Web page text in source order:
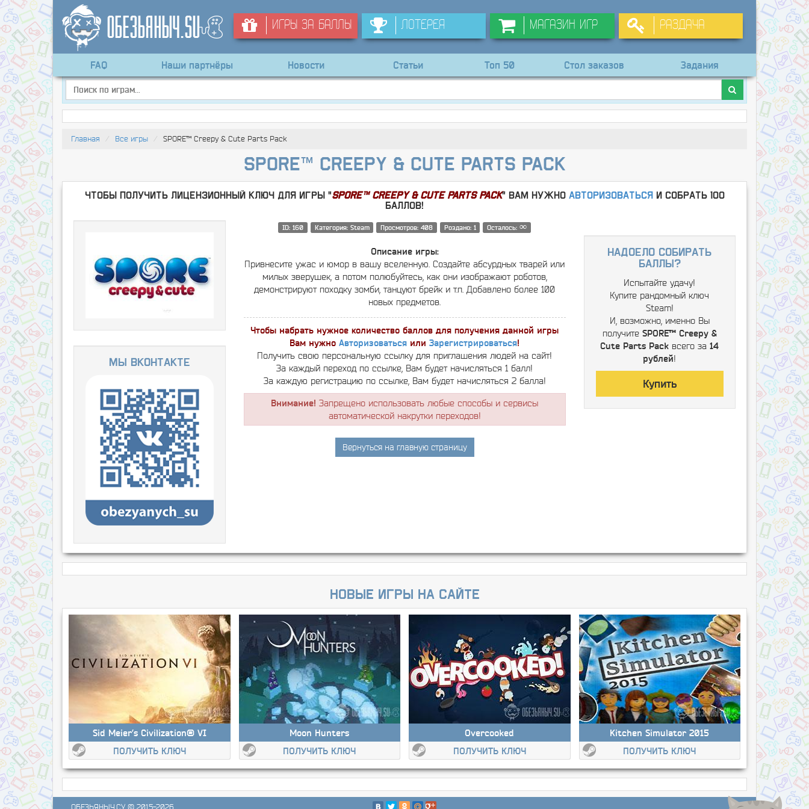
Игры за баллы Лотерея Магазин игр Раздача
FAQ Наши партнёры Новости Статьи Топ 50 Стол заказов Задания
Главная Все игры SPORE™ Creepy & Cute Parts Pack
SPORE™ Creepy & Cute Parts Pack
Чтобы получить лицензионный ключ для игры "SPORE™ Creepy & Cute Parts Pack" Вам нужно Авторизоваться и собрать 100
баллов!
Мы ВКонтакте
ID: 160 Категория: Steam Просмотров: 408 Роздано: 1 Осталось: ∞
Описание игры:
Привнесите ужас и юмор в вашу вселенную. Создайте абсурдных тварей или
милых зверушек, а потом полюбуйтесь, как они изображают роботов,
демонстрируют походку зомби, танцуют брейк и т.п. Добавлено более 100
новых предметов.
Чтобы набрать нужное количество баллов для получения данной игры
Вам нужно Авторизоваться или Зарегистрироваться!
Получить свою персональную ссылку для приглашения людей на сайт!
За каждый переход по ссылке, Вам будет начисляться 1 балл!
За каждую регистрацию по ссылке, Вам будет начисляться 2 балла!
Внимание! Запрещено использовать любые способы и сервисы
автоматической накрутки переходов!
Вернуться на главную страницу
надоело собирать
баллы?
Испытайте удачу!
Купите рандомный ключ
Steam!
И, возможно, именно Вы
получите SPORE™ Creepy &
Cute Parts Pack всего за14
рублей!
Купить
Новые игры на сайте
Sid Meier’s Civilization® VI
ПОЛУЧИТЬ КЛЮЧ
Moon Hunters
ПОЛУЧИТЬ КЛЮЧ
Overcooked
ПОЛУЧИТЬ КЛЮЧ
Kitchen Simulator 2015
ПОЛУЧИТЬ КЛЮЧ
ОБЕЗЬЯНЫЧ.СУ © 2015-2026